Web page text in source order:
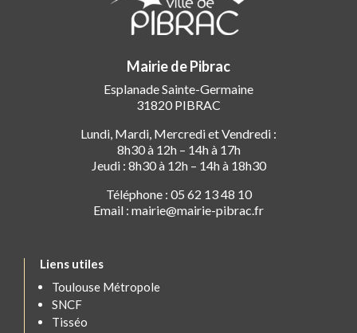
Mairie de Pibrac
Esplanade Sainte-Germaine
31820 PIBRAC
Lundi, Mardi, Mercredi et Vendredi :
8h30 à 12h – 14h à 17h
Jeudi : 8h30 à 12h – 14h à 18h30
Téléphone : 05 62 13 48 10
Email : mairie@mairie-pibrac.fr
Liens utiles
Toulouse Métropole
SNCF
Tisséo